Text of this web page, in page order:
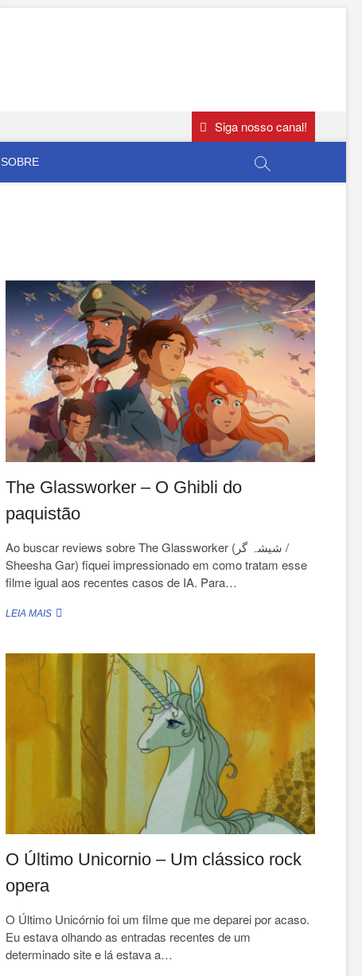
Siga nosso canal!
SOBRE
The Glassworker – O Ghibli do
paquistão
Ao buscar reviews sobre The Glassworker (شیشہ گر /
Sheesha Gar) fiquei impressionado em como tratam esse
filme igual aos recentes casos de IA. Para…
LEIA MAISTHE
O
PAQUISTÃO
O Último Unicornio – Um clássico rock
opera
O Último Unicórnio foi um filme que me deparei por acaso.
Eu estava olhando as entradas recentes de um
determinado site e lá estava a…